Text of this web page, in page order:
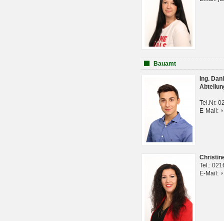
Bauamt
Ing.
Tel.Nr.
E-Mail:
Tel.:
E-Mail: